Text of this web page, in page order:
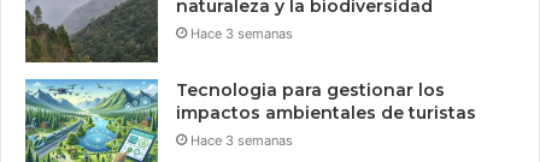
naturaleza y la biodiversidad
Hace 3 semanas
Tecnologia para gestionar los
impactos ambientales de turistas
Hace 3 semanas